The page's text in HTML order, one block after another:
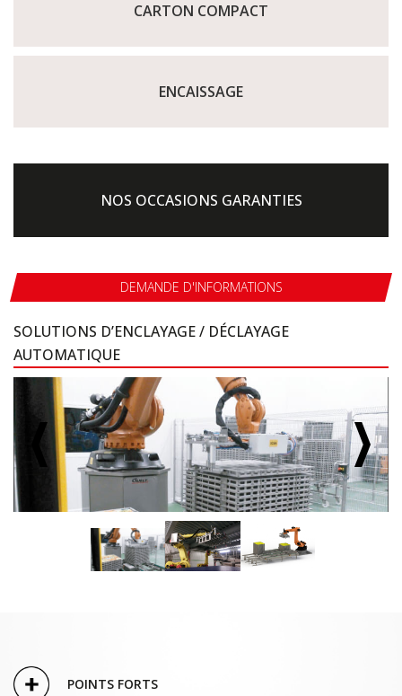
CARTON COMPACT
ENCAISSAGE
NOS OCCASIONS GARANTIES
DEMANDE D'INFORMATIONS
SOLUTIONS D’ENCLAYAGE / DÉCLAYAGE
AUTOMATIQUE
POINTS FORTS